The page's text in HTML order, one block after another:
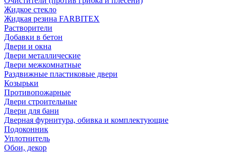
Жидкое стекло
Жидкая резина FARBITEX
Растворители
Добавки в бетон
Двери и окна
Двери металлические
Двери межкомнатные
Раздвижные пластиковые двери
Козырьки
Противопожарные
Двери строительные
Двери для бани
Дверная фурнитура, обивка и комплектующие
Подоконник
Уплотнитель
Обои, декор